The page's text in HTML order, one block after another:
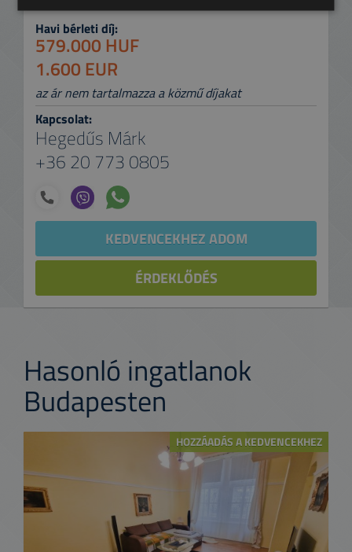
Havi bérleti díj:
579.000 HUF
1.600 EUR
az ár nem tartalmazza a közmű díjakat
Kapcsolat:
Hegedűs Márk
+36 20 773 0805
KEDVENCEKHEZ ADOM
ÉRDEKLŐDÉS
Hasonló ingatlanok
Budapesten
HOZZÁADÁS A KEDVENCEKHEZ